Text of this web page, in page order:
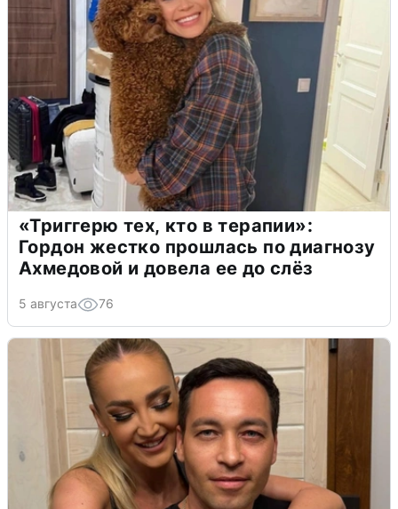
«Триггерю тех, кто в терапии»:
Гордон жестко прошлась по диагнозу
Ахмедовой и довела ее до слёз
5 августа 76